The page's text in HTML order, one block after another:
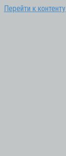
Перейти к контенту